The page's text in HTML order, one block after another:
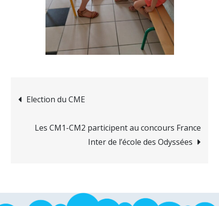
Election du CME
Les CM1-CM2 participent au concours France
Inter de l’école des Odyssées